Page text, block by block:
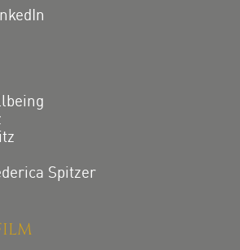
Spitzer